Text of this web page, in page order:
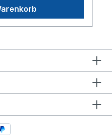
folgender Tabelle zu
gegenüber
Spezialdichtung, die
auf dem
wirkt sowohl
als auch gegen das